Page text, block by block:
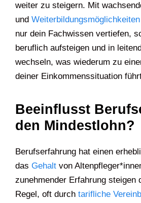
weiter zu steigern. Mit
und Weiterbildungsmöglichkeiten
nur dein Fachwissen vertiefen,
beruflich aufsteigen und in
wechseln, was wiederum zu
deiner Einkommenssituation
Beeinflusst
den Mindestlohn?
Berufserfahrung hat einen
das Gehalt von
zunehmender Erfahrung steigen
Regel, oft durch tarifliche